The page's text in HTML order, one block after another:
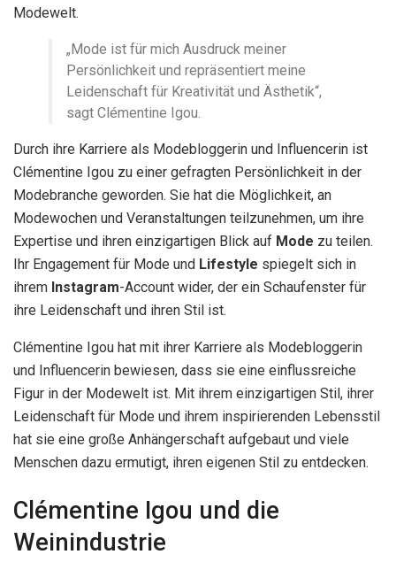
Modewelt.
„Mode ist für mich Ausdruck meiner
Persönlichkeit und repräsentiert meine
Leidenschaft für Kreativität und Ästhetik“,
sagt Clémentine Igou.
Durch ihre Karriere als Modebloggerin und Influencerin ist
Clémentine Igou zu einer gefragten Persönlichkeit in der
Modebranche geworden. Sie hat die Möglichkeit, an
Modewochen und Veranstaltungen teilzunehmen, um ihre
Expertise und ihren einzigartigen Blick auf Mode zu teilen.
Ihr Engagement für Mode und Lifestyle spiegelt sich in
ihrem Instagram-Account wider, der ein Schaufenster für
ihre Leidenschaft und ihren Stil ist.
Clémentine Igou hat mit ihrer Karriere als Modebloggerin
und Influencerin bewiesen, dass sie eine einflussreiche
Figur in der Modewelt ist. Mit ihrem einzigartigen Stil, ihrer
Leidenschaft für Mode und ihrem inspirierenden Lebensstil
hat sie eine große Anhängerschaft aufgebaut und viele
Menschen dazu ermutigt, ihren eigenen Stil zu entdecken.
Clémentine Igou und die
Weinindustrie